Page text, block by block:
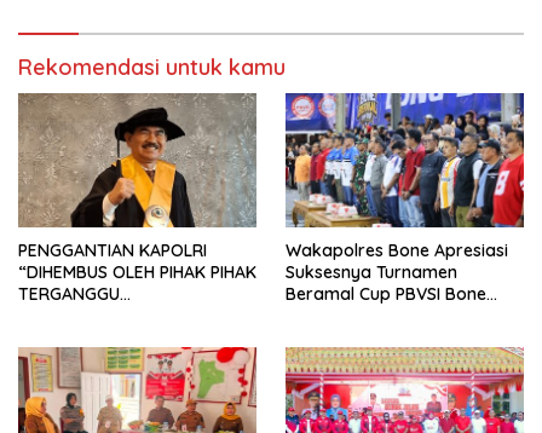
Rekomendasi untuk kamu
PENGGANTIAN KAPOLRI
“DIHEMBUS OLEH PIHAK PIHAK
TERGANGGU
Wakapolres Bone Apresiasi
Suksesnya Turnamen
Beramal Cup PBVSI Bone